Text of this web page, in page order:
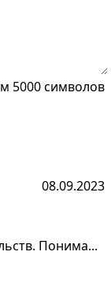
5000 символов
08.09.2023
Понима...